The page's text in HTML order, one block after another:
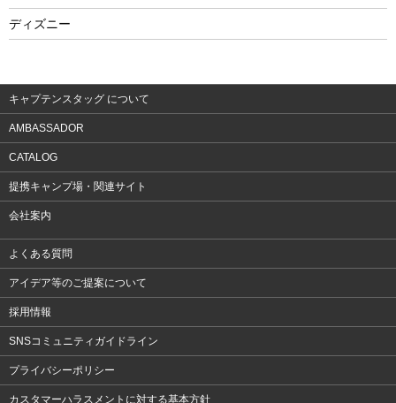
ウェア
ディズニー
キャプテンスタッグ について
AMBASSADOR
CATALOG
提携キャンプ場・関連サイト
会社案内
よくある質問
アイデア等のご提案について
採用情報
SNSコミュニティガイドライン
プライバシーポリシー
カスタマーハラスメントに対する基本方針